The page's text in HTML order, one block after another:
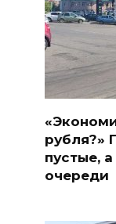
рубля?»
пустые,
очереди